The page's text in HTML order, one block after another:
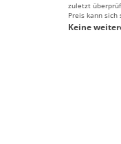
zuletzt
Preis kann
Keine